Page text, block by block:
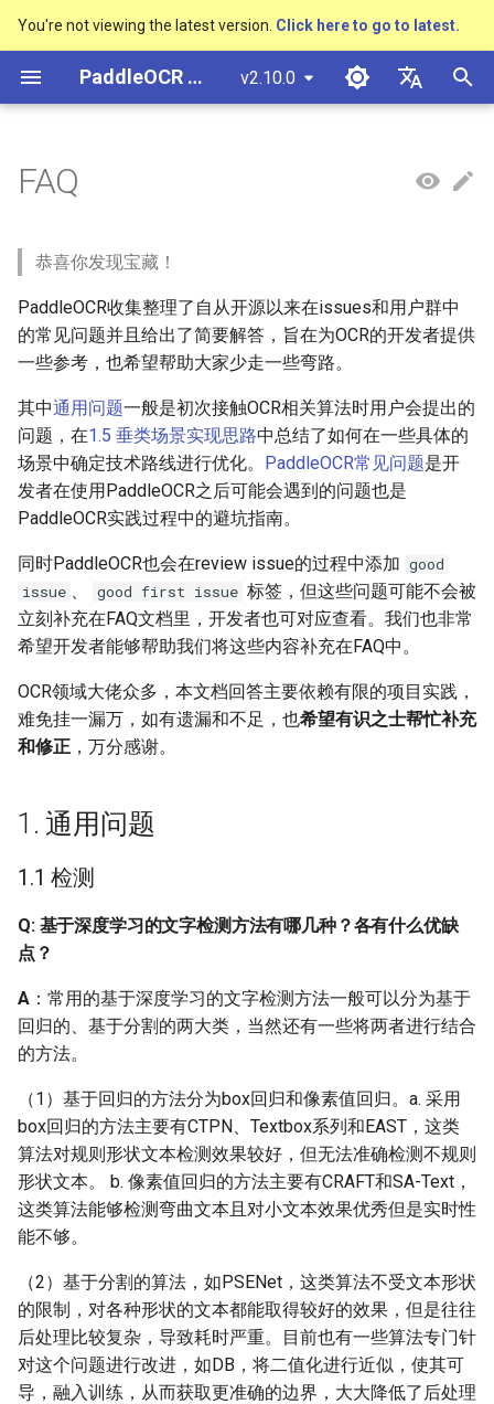
You're not viewing the latest version. Click here to go to latest.
PaddleOCR 문서 v2.10.0
한국인
검
색
기
快速开始
基于C++预测引擎推理
Visual Studio 2019
服务化部署
Jetson部署
端侧部署
网页前端部署
Paddle2ONNX模型转化与预
测
云上飞桨部署工具
Benchmark
快速开始
快速安装
效果展示
运行环境
模型库
模型训练
文本方向分类器
关键信息提取
模型微调
训练tricks
模型压缩
博客
多语言模型
动手学OCR
Enhanced CTC Loss
切片操作
PaddleOCR模型推理参数
分布式训练
项目克隆
配置文件内容与生成
快速开始
模型库
模型训练 版面恢复
关键信息提取
推理部署
博客
文本检测算法
PSENet
FCENet
DRRG
CT
文本识别算法
RARE
SRN
NRTR
SAR
SEED
SVTR
SVTRv2
ViTSTR
ParseQ
SATRN
文本超分辨率算法
公式识别算法
PP-FormulaNet
端到端OCR算法
表格识别算法
关键信息抽取算法
使用PaddleOCR架构添加新算
法
制造
PCB文字识别
金融 通用卡证识别
合同比对
交通
其它数据标注工具
其它数据合成工具
手写中文OCR数据集
垂类多语言OCR数据集
版面分析数据集
表格识别数据集
关键信息提取数据集
1.1 检测
Q: 基于深度学习的文字检
么优缺点？
1.2 识别
Q: PaddleOCR提供的文本
识别算法包括哪些？
Q: 文本识别方法CRNN关
键技术有哪些？
CTC和Attention哪种更
优？
Q: 弯曲形变的文字识别需
要怎么处理？TPS应用场
景是什么，是否好用？
于DB+CRNN在准确率上有
长的场景是什么场景呢？
段，端到端的方案在业界
落地情况如何？
Q: 二阶段的端到端的场景
文本识别方法的不足有哪
些？
Q: AAAI 2021最新的端到
端场景文本识别PGNet算
法有什么特点？
1.4 评估方法
Q: OCR领域常用的评估指
标是什么？
FAQ
恭喜你发现宝藏！
PaddleOCR收集整理了自从开源以来在issues和用户群中
的常见问题并且给出了简要解答，旨在为OCR的开发者提供
一些参考，也希望帮助大家少走一些弯路。
其中通用问题一般是初次接触OCR相关算法时用户会提出的
问题，在1.5 垂类场景实现思路中总结了如何在一些具体的
场景中确定技术路线进行优化。 PaddleOCR常见问题是开
发者在使用PaddleOCR之后可能会遇到的问题也是
PaddleOCR实践过程中的避坑指南。
同时PaddleOCR也会在review issue的过程中添加 good
issue 、 good first issue 标签，但这些问题可能不会被
立刻补充在FAQ文档里，开发者也可对应查看。我们也非常
希望开发者能够帮助我们将这些内容补充在FAQ中。
OCR领域大佬众多，本文档回答主要依赖有限的项目实践，
难免挂一漏万，如有遗漏和不足，也希望有识之士帮忙补充
和修正 ，万分感谢。
1. 通用问题
1.1 检测
Q: 基于深度学习的文字检测方法有哪几种？各有什么优缺
点？
A ：常用的基于深度学习的文字检测方法一般可以分为基于
回归的、基于分割的两大类，当然还有一些将两者进行结合
的方法。
（1）基于回归的方法分为box回归和像素值回归。a. 采用
box回归的方法主要有CTPN、Textbox系列和EAST，这类
算法对规则形状文本检测效果较好，但无法准确检测不规则
形状文本。 b. 像素值回归的方法主要有CRAFT和SA-Text，
这类算法能够检测弯曲文本且对小文本效果优秀但是实时性
能不够。
（2）基于分割的算法，如PSENet，这类算法不受文本形状
的限制，对各种形状的文本都能取得较好的效果，但是往往
后处理比较复杂，导致耗时严重。目前也有一些算法专门针
对这个问题进行改进，如DB，将二值化进行近似，使其可
导，融入训练，从而获取更准确的边界，大大降低了后处理